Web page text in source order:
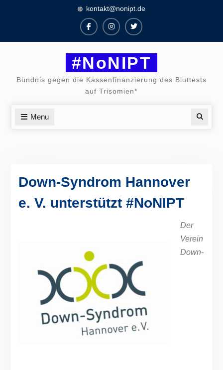
kontakt@nonipt.de
FacebookInstagram
Twitter
#NoNIPT
Bündnis gegen die Kassenfinanzierung des Bluttests
auf Trisomien*
Menu
Down-Syndrom Hannover
e. V. unterstützt #NoNIPT
Der
Verein
Down-